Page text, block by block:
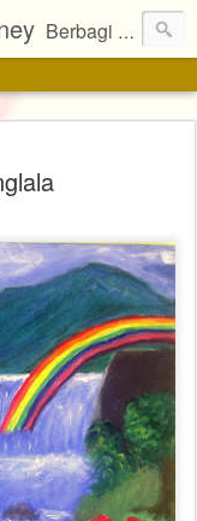
Berbagi kisah, karya, dan inspirasi tentang kehidupan